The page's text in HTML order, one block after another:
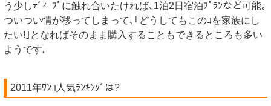
う少しﾃﾞｨｰﾌﾟに触れ合いたければ､1泊2日宿泊ﾌﾟﾗﾝなど可能｡
ついつい情が移ってしまって､｢どうしてもこのｺを家族にし
たい!｣となればそのまま購入することもできるところも多い
ようです｡
2011年ﾜﾝｺ人気ﾗﾝｷﾝｸﾞは?